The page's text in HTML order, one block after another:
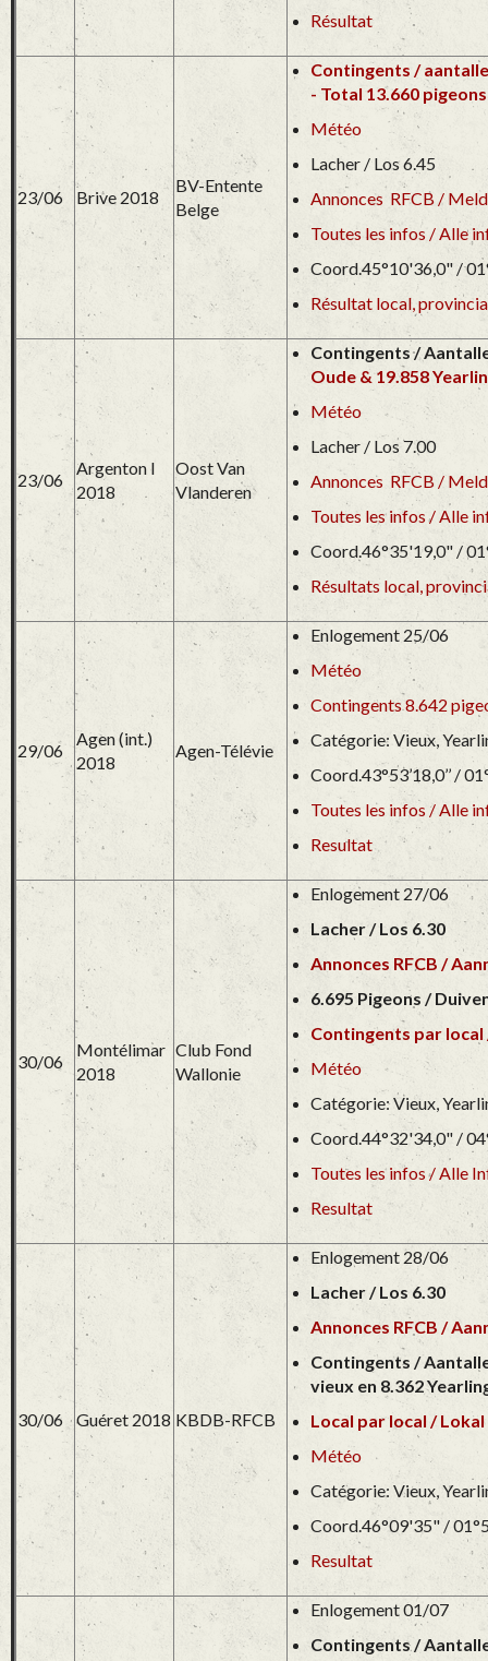
Résultat
23/06 Brive 2018
BV-Entente
Belge
Contingents /
- Total 13.660
Météo
Lacher / Los 6.45
Annonces RFCB /
Toutes les infos / Alle
Coord.45°10'36,0" /
Résultat local,
23/06
Argenton I
2018
Oost Van
Vlanderen
Contingents /
Oude & 19.858
Météo
Lacher / Los 7.00
Annonces RFCB /
Toutes les infos / Alle
Coord.46°35'19,0" /
Résultats local,
29/06
Agen (int.)
2018
Agen-Télévie
Enlogement 25/06
Météo
Contingents 8.642
Catégorie: Vieux,
Coord.43°53’18,0’’ /
Toutes les infos / Alle
Resultat
30/06
Montélimar
2018
Club Fond
Wallonie
Enlogement 27/06
Lacher / Los 6.30
Annonces RFCB /
6.695 Pigeons /
Contingents par
Météo
Catégorie: Vieux,
Coord.44°32'34,0" /
Toutes les infos / Alle
Resultat
30/06 Guéret 2018 KBDB-RFCB
Enlogement 28/06
Lacher / Los 6.30
Annonces RFCB /
Contingents /
vieux en 8.362
Local par local /
Météo
Catégorie: Vieux,
Coord.46°09'35" /
Resultat
Enlogement 01/07
Contingents /